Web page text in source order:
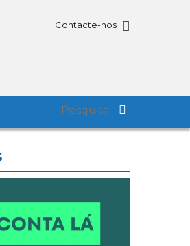
Contacte-nos